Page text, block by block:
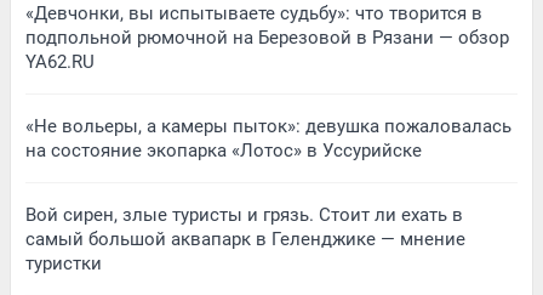
«Девчонки, вы испытываете судьбу»: что творится в
подпольной рюмочной на Березовой в Рязани — обзор
YA62.RU
«Не вольеры, а камеры пыток»: девушка пожаловалась
на состояние экопарка «Лотос» в Уссурийске
Вой сирен, злые туристы и грязь. Стоит ли ехать в
самый большой аквапарк в Геленджике — мнение
туристки